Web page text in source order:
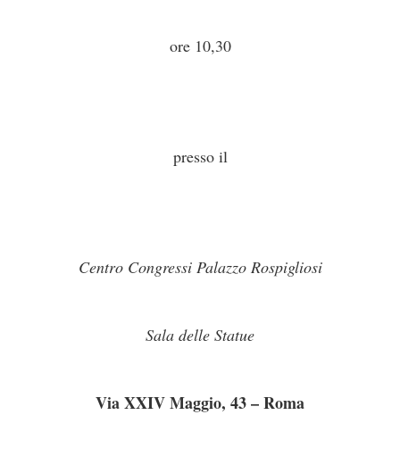
ore 10,30
presso il
Centro Congressi Palazzo Rospigliosi
Sala delle Statue
Via XXIV Maggio, 43 – Roma